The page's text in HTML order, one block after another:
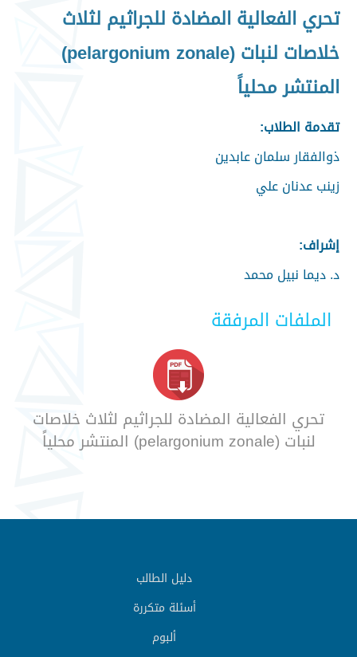
تحري الفعالية المضادة للجراثيم لثلاث
خلاصات لنبات (pelargonium zonale)
المنتشر محلياً
تقدمة الطلاب:
ذوالفقار سلمان عابدين
زينب عدنان علي
إشراف:
د. ديما نبيل محمد
الملفات المرفقة
تحري الفعالية المضادة للجراثيم لثلاث خلاصات
لنبات (pelargonium zonale) المنتشر محلياً
دليل الطالب
أسئلة متكررة
ألبوم